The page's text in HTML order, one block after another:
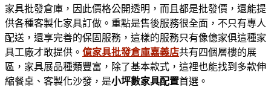
家具批發倉庫，因此價格公開透明，而且都是批發價，還能提
供各種客製化家具訂做。重點是售後服務很全面，不只有專人
配送，還享完善的保固服務，這樣的服務只有像億家俱這種家
具工廠才敢提供。 億家具批發倉庫嘉義店共有四個層樓的展
區，家具展品種類豐富，除了基本款式，這裡也能找到多款伸
縮餐桌、客製化沙發，是小坪數家具配置首選。